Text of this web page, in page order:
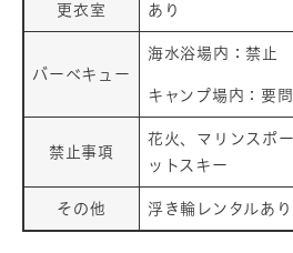
更衣室 あり
バーベキュー
海水浴場内：禁止
キャンプ場内：要
禁止事項
花火、マリンスポ
ットスキー
その他 浮き輪レンタルあり